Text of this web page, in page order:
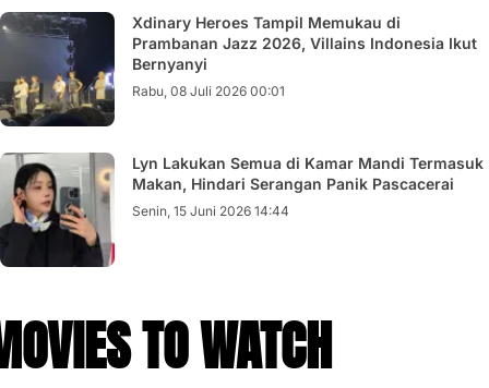
Xdinary Heroes Tampil Memukau di
Prambanan Jazz 2026, Villains Indonesia Ikut
Bernyanyi
Rabu, 08 Juli 2026 00:01
Lyn Lakukan Semua di Kamar Mandi Termasuk
Makan, Hindari Serangan Panik Pascacerai
Senin, 15 Juni 2026 14:44
TO WATCH